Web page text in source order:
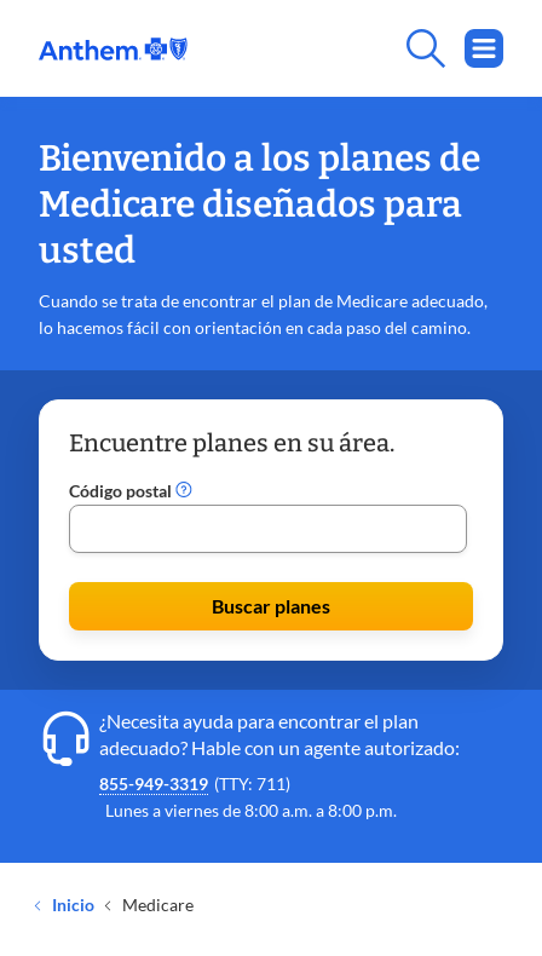
Bienvenido a los planes de
Medicare diseñados para
usted
Cuando se trata de encontrar el plan de Medicare adecuado,
lo hacemos fácil con orientación en cada paso del camino.
Encuentre planes en su área.
Código postal
Buscar planes
¿Necesita ayuda para encontrar el plan
adecuado? Hable con un agente autorizado:
855-949-3319 (TTY: 711)
Lunes a viernes de 8:00 a.m. a 8:00 p.m.
Inicio Medicare